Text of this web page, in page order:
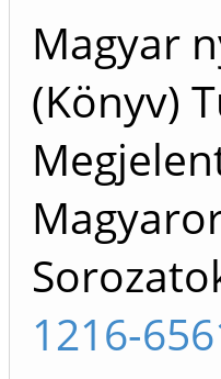
Magyar
(Könyv)
1216-